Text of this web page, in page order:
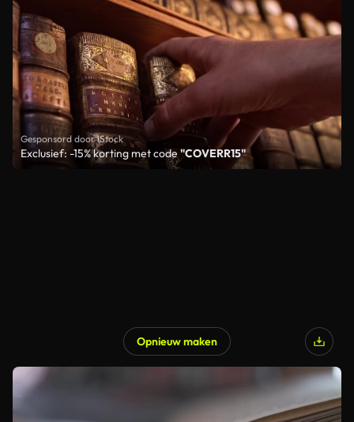
Gesponsord door iStock
Exclusief: -15% korting met code "COVERR15"
Opnieuw maken